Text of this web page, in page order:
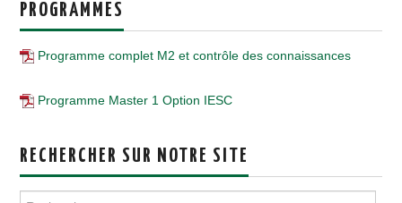
PROGRAMMES
Programme complet M2 et contrôle des connaissances
Programme Master 1 Option IESC
RECHERCHER SUR NOTRE SITE